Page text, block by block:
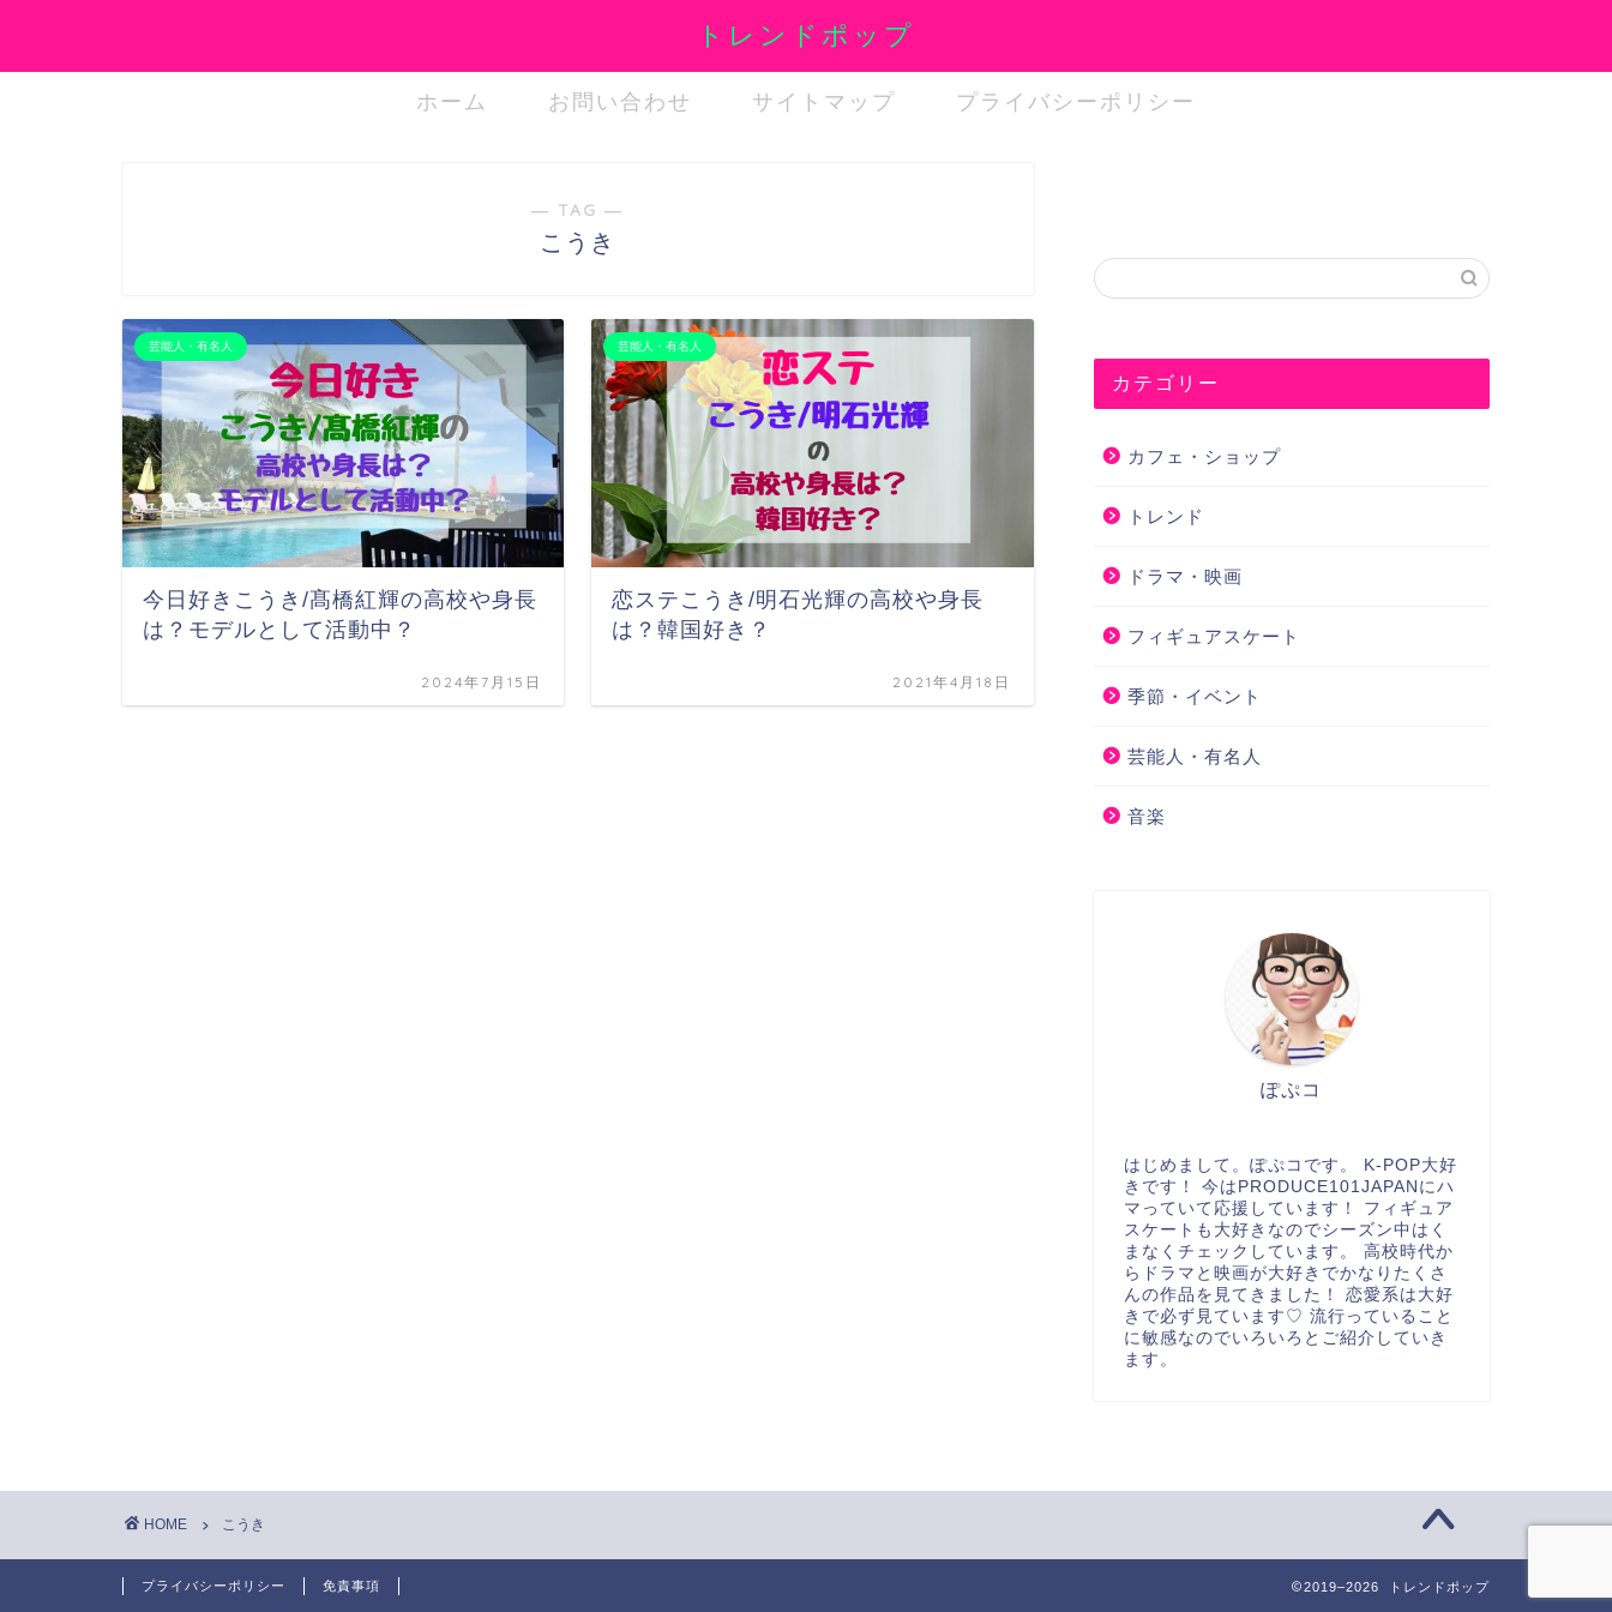
トレンドポップ
ホーム お問い合わせ サイトマップ プライバシーポリシー
― TAG ―
こうき
芸能人・有名人
今日好きこうき/髙橋紅輝の高校や身長
は？モデルとして活動中？
2024年7月15日
芸能人・有名人
恋ステこうき/明石光輝の高校や身長
は？韓国好き？
2021年4月18日
カテゴリー
カフェ・ショップ
トレンド
ドラマ・映画
フィギュアスケート
季節・イベント
芸能人・有名人
音楽
ぽぷコ
はじめまして。ぽぷコです。 K-POP大好
きです！ 今はPRODUCE101JAPANにハ
マっていて応援しています！ フィギュア
スケートも大好きなのでシーズン中はく
まなくチェックしています。 高校時代か
らドラマと映画が大好きでかなりたくさ
んの作品を見てきました！ 恋愛系は大好
きで必ず見ています♡ 流行っていること
に敏感なのでいろいろとご紹介していき
ます。
HOME こうき
プライバシーポリシー 免責事項 2019–2026 トレンドポップ